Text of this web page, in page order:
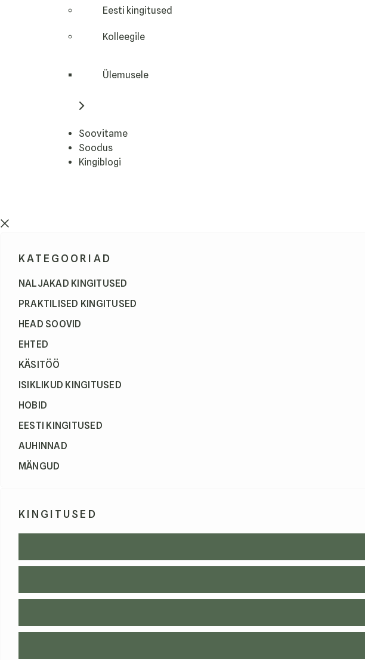
Eesti kingitused
Kolleegile
Ülemusele
Soovitame
Soodus
Kingiblogi
KATEGOORIAD
NALJAKAD KINGITUSED
PRAKTILISED KINGITUSED
HEAD SOOVID
EHTED
KÄSITÖÖ
ISIKLIKUD KINGITUSED
HOBID
EESTI KINGITUSED
AUHINNAD
MÄNGUD
KINGITUSED